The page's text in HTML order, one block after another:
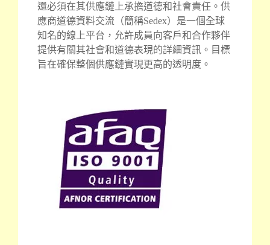
還必須在其供應鏈上承擔道德和社會責任。供
應商道德資料交流（簡稱Sedex）是一個全球
知名的線上平台，允許成員向客戶和合作夥伴
提供有關其社會和道德表現的詳細資訊。目標
旨在確保整個供應鏈實現更高的透明度。